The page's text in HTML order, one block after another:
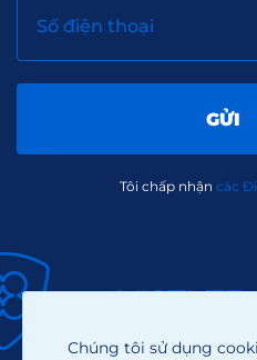
Chúng tôi sử dụng
Số điện thoại
GỬI
Tôi chấp nhận các